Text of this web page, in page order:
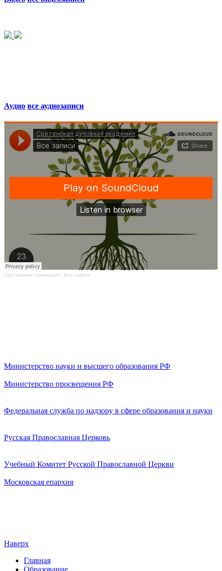
Аудио все аудиозаписи
Сретенская семинария · Все записи
Министерство науки и высшего образования РФ
Министерство просвещения РФ
Федеральная служба по надзору в сфере образования и науки
Русская Православная Церковь
Учебный Комитет Русской Православной Церкви
Московская епархия
Наверх
Главная
Образование